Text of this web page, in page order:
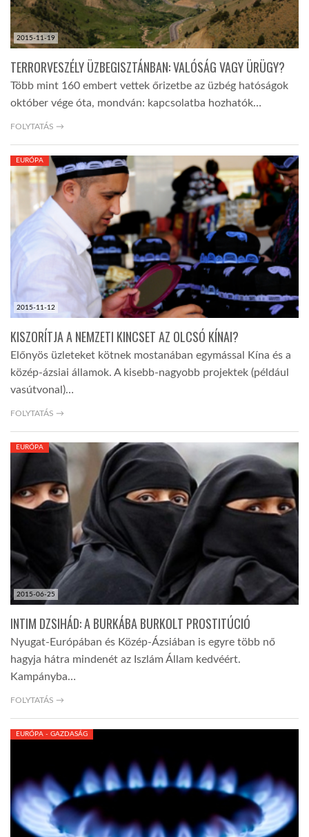
2015-11-19
TERRORVESZÉLY ÜZBEGISZTÁNBAN: VALÓSÁG VAGY ÜRÜGY?
Több mint 160 embert vettek őrizetbe az üzbég hatóságok
október vége óta, mondván: kapcsolatba hozhatók…
FOLYTATÁS →
2015-11-12
EURÓPA
KISZORÍTJA A NEMZETI KINCSET AZ OLCSÓ KÍNAI?
Előnyös üzleteket kötnek mostanában egymással Kína és a
közép-ázsiai államok. A kisebb-nagyobb projektek (például
vasútvonal)…
FOLYTATÁS →
2015-06-25
EURÓPA
INTIM DZSIHÁD: A BURKÁBA BURKOLT PROSTITÚCIÓ
Nyugat-Európában és Közép-Ázsiában is egyre több nő
hagyja hátra mindenét az Iszlám Állam kedvéért.
Kampányba…
FOLYTATÁS →
EURÓPA - GAZDASÁG